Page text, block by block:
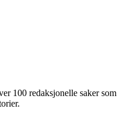
100 redaksjonelle saker som